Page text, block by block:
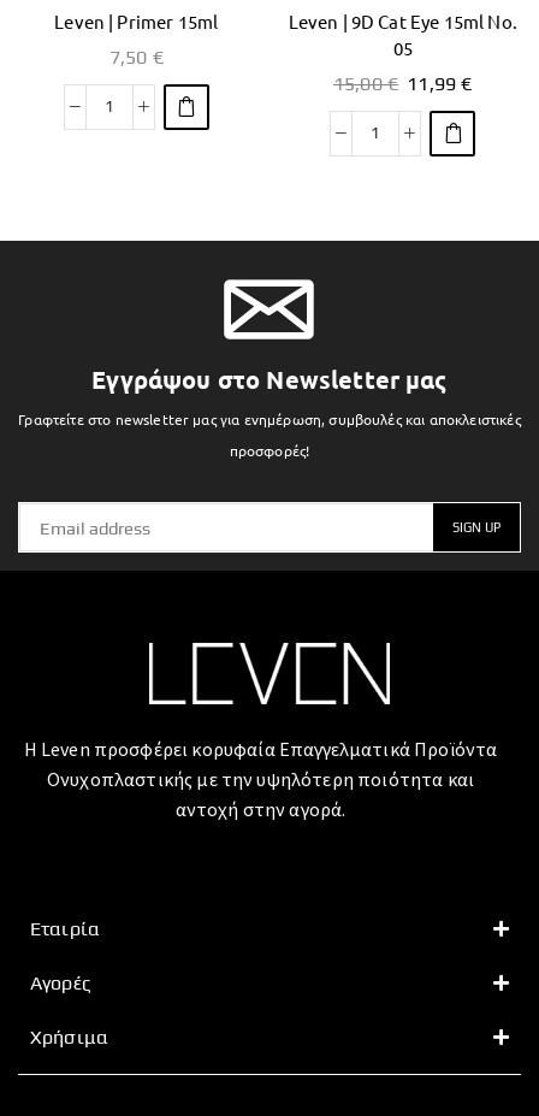
Leven | Primer 15ml
7,50 €
Leven | 9D Cat Eye 15ml No.
05
15,00€ 11,99€
Εγγράψου στο Newsletter μας
Γραφτείτε στο newsletter μας για ενημέρωση, συμβουλές και αποκλειστικές
προσφορές!
Η Leven προσφέρει κορυφαία Επαγγελματικά Προϊόντα
Ονυχοπλαστικής με την υψηλότερη ποιότητα και
αντοχή στην αγορά.
Εταιρία
Αγορές
Χρήσιμα